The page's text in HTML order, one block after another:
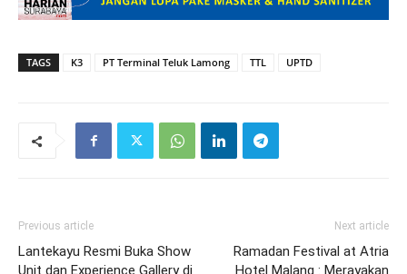
TAGS K3 PT Terminal Teluk Lamong TTL UPTD
Previous article
Lantekayu Resmi Buka Show
Unit dan Experience Gallery di
Next article
Ramadan Festival at Atria
Hotel Malang : Merayakan